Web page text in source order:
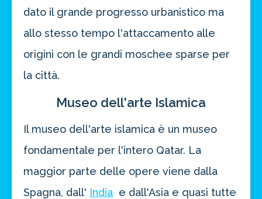
dato il grande progresso urbanistico ma
allo stesso tempo l'attaccamento alle
origini con le grandi moschee sparse per
la città.
Museo dell'arte Islamica
Il museo dell'arte islamica è un museo
fondamentale per l'intero Qatar. La
maggior parte delle opere viene dalla
Spagna, dall' India e dall'Asia e quasi tutte